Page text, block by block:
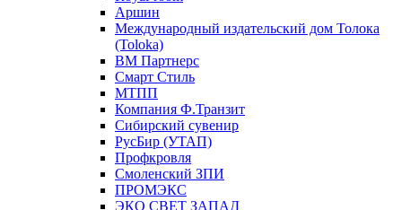
Аршин
Международный издательский дом Толока
(Toloka)
ВМ Партнерс
Смарт Стиль
МТПП
Компания Ф.Транзит
Сибирский сувенир
РусБир (УТАП)
Профкровля
Смоленский ЗПИ
ПРОМЭКС
ЭКО СВЕТ ЗАПАД